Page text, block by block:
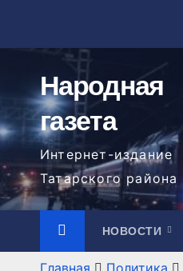
содержимому
Народная
газета
Интернет-издание
Татарского района
НОВОСТИ
Главная Политика